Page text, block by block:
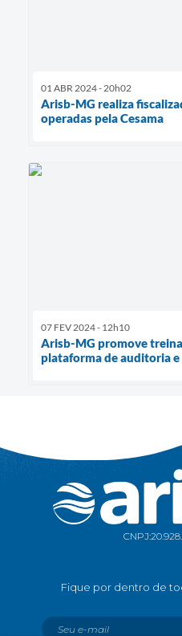
01 ABR 2024 - 20h02
Arisb-MG realiza
operadas pela Cesama
07 FEV 2024 - 12h10
Arisb-MG promove
plataforma de auditoria
CNPJ: